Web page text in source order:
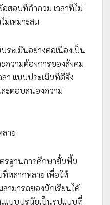
สอบที่กำกวม เวลาที่ไม่
ม่เหมาะสม
ะเมินอย่างต่อเนื่องเป็น
ความต้องการของสังคม
ลา แบบประเมินที่ดีจึง
ะตอบสนองความ
าย
รฐานการศึกษาขั้นพื้น
หลากหลาย เพื่อให้
ามารถของนักเรียนได้
แบบปรนัยเป็นรูปแบบที่